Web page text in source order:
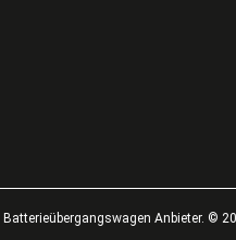
Anbieter. ©